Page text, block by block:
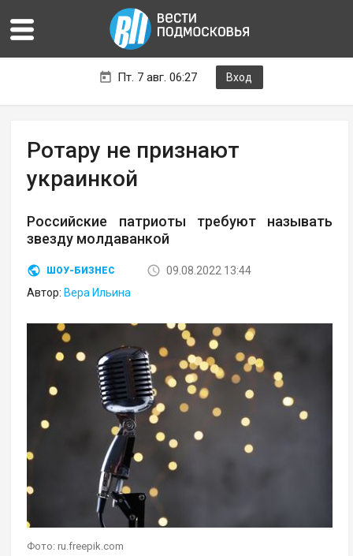
Пт. 7 авг. 06:27 Вход
Ротару не признают
украинкой
Российские патриоты требуют называть
звезду молдаванкой
ШОУ-БИЗНЕС
09.08.2022 13:44
Автор: Вера Ильина
Фото: ru.freepik.com